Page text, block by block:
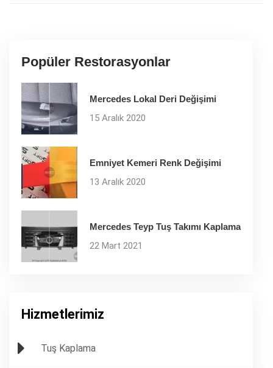
Popüler Restorasyonlar
Mercedes Lokal Deri Değişimi
15 Aralık 2020
Emniyet Kemeri Renk Değişimi
13 Aralık 2020
Mercedes Teyp Tuş Takımı Kaplama
22 Mart 2021
Hizmetlerimiz
Tuş Kaplama